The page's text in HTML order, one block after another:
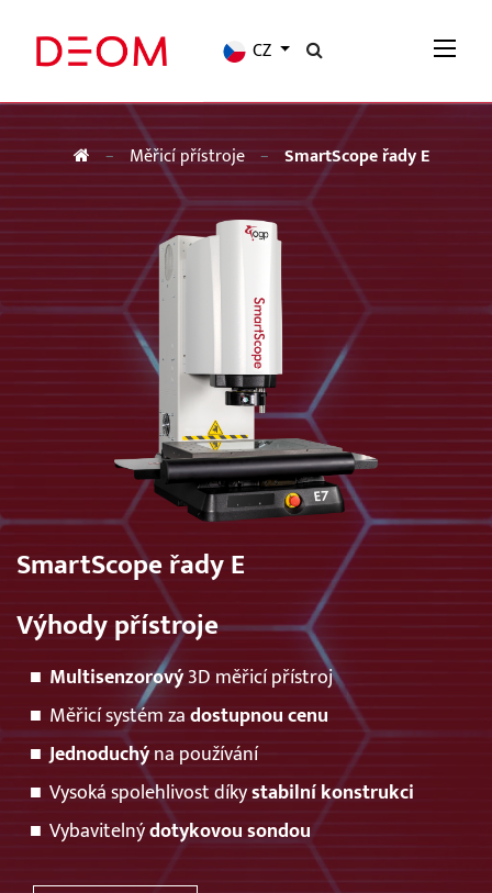
CZ
Měřicí přístroje SmartScope řady E
SmartScope řady E
Výhody přístroje
Multisenzorový3D měřicí přístroj
Měřicí systém zadostupnou cenu
Jednoduchýna používání
Vysoká spolehlivost díkystabilní konstrukci
Vybavitelnýdotykovousondou